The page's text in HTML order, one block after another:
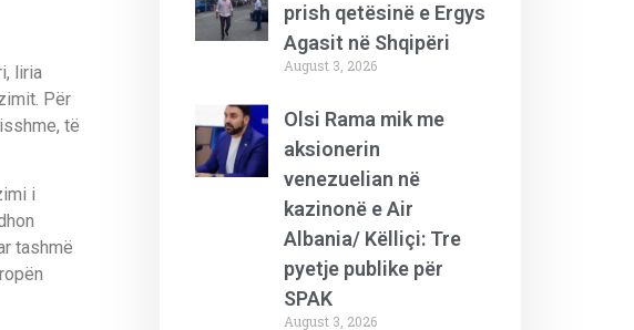
liria
. Për
të
i
tashmë
ën
prish qetësinë e Ergys
Agasit në Shqipëri
August 3, 2026
Olsi Rama mik me
aksionerin
venezuelian në
kazinonë e Air
Albania/ Këlliçi: Tre
pyetje publike për
SPAK
August 3, 2026